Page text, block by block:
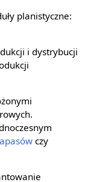
planistyczne:
i dystrybucji
czy